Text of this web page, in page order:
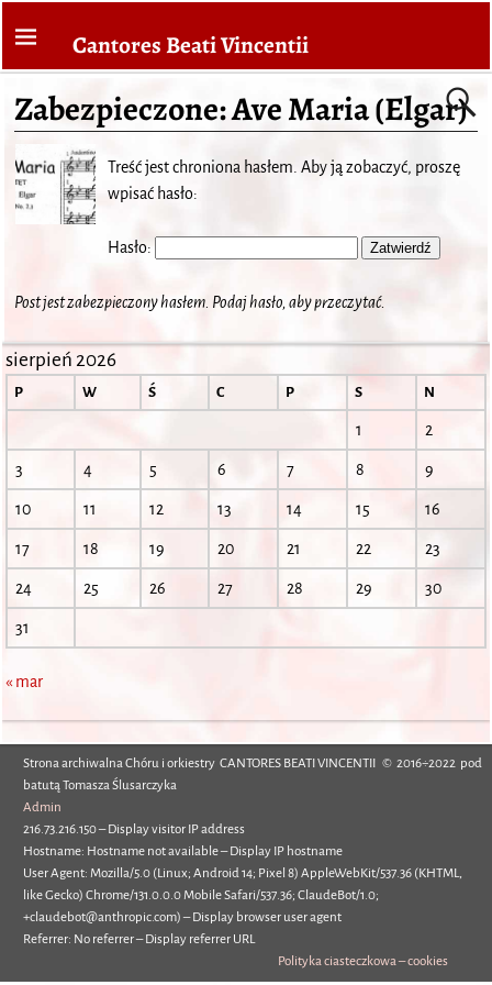
Cantores Beati Vincentii
Zabezpieczone: Ave Maria (Elgar)
Treść jest chroniona hasłem. Aby ją zobaczyć, proszę
wpisać hasło:
Hasło:
Post jest zabezpieczony hasłem. Podaj hasło, aby przeczytać.
sierpień 2026
P W Ś C P S N
1 2
3 4 5 6 7 8 9
10 11 12 13 14 15 16
17 18 19 20 21 22 23
24 25 26 27 28 29 30
31
« mar
Strona archiwalna Chóru i orkiestry CANTORES BEATI VINCENTII © 2016÷2022 pod
batutą Tomasza Ślusarczyka
Admin
216.73.216.150 – Display visitor IP address
Hostname: Hostname not available – Display IP hostname
User Agent: Mozilla/5.0 (Linux; Android 14; Pixel 8) AppleWebKit/537.36 (KHTML,
like Gecko) Chrome/131.0.0.0 Mobile Safari/537.36; ClaudeBot/1.0;
+claudebot@anthropic.com) – Display browser user agent
Referrer: No referrer – Display referrer URL
Polityka ciasteczkowa – cookies